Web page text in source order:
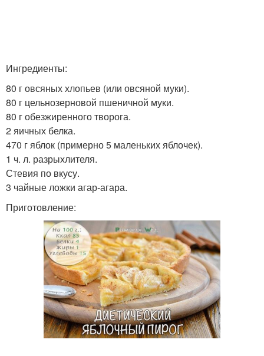
Ингредиенты:
80 г овсяных хлопьев (или овсяной муки).
80 г цельнозерновой пшеничной муки.
80 г обезжиренного творога.
2 яичных белка.
470 г яблок (примерно 5 маленьких яблочек).
1 ч. л. разрыхлителя.
Стевия по вкусу.
3 чайные ложки агар-агара.
Приготовление: